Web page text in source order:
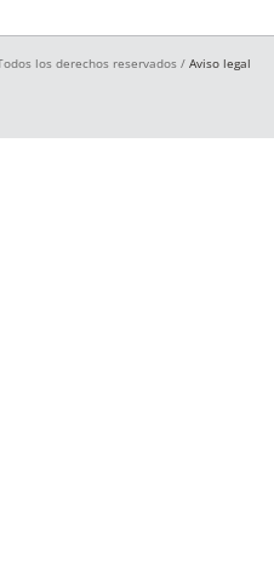
los derechos reservados / Aviso legal